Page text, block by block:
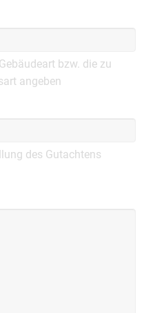
bzw. die zu
angeben
des Gutachtens